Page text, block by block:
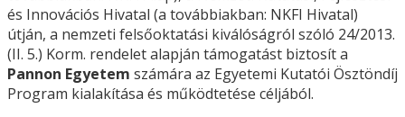
és Innovációs Hivatal (a továbbiakban: NKFI Hivatal)
útján, a nemzeti felsőoktatási kiválóságról szóló 24/2013.
(II. 5.) Korm. rendelet alapján támogatást biztosít a
Pannon Egyetem számára az Egyetemi Kutatói Ösztöndíj
Program kialakítása és működtetése céljából.